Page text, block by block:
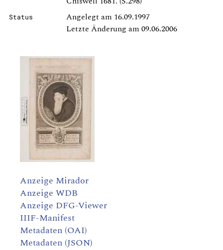
Status
Angelegt am 16.09.1997
Letzte Änderung am 09.06.2006
Anzeige Mirador
Anzeige WDB
Anzeige DFG-Viewer
IIIF-Manifest
Metadaten (OAI)
Metadaten (JSON)